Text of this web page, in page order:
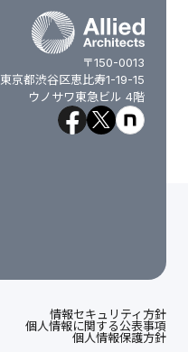
〒150-0013
東京都渋谷区恵比寿1-19-15
ウノサワ東急ビル 4階
情報セキュリティ方針
個人情報に関する公表事項
個人情報保護方針